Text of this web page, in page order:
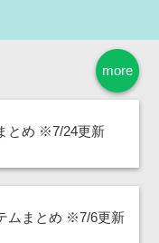
more
とめ ※7/24更新
ムまとめ ※7/6更新